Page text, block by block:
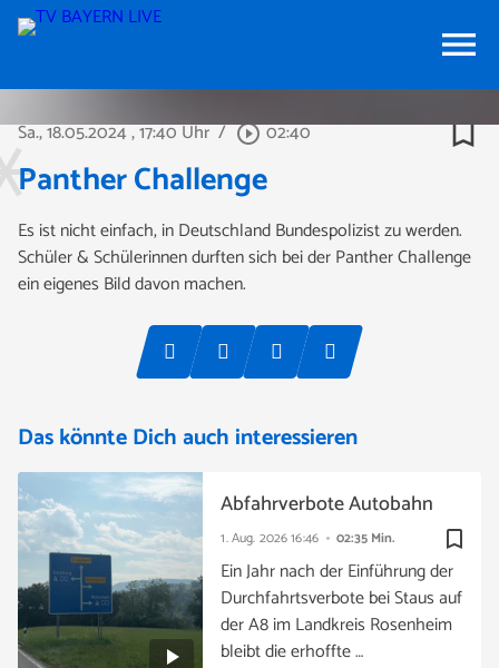
menu
Sa., 18.05.2024, 17:40 Uhr / play_circle_outline02:40 bookmark_border
Panther Challenge
Es ist nicht einfach, in Deutschland Bundespolizist zu werden.
Schüler & Schülerinnen durften sich bei der Panther Challenge
ein eigenes Bild davon machen.
Das könnte Dich auch interessieren
bookmark_border
1. Aug. 202616:46 02:35 Min.
Abfahrverbote Autobahn
Ein Jahr nach der Einführung der
Durchfahrtsverbote bei Staus auf
der A8 im Landkreis Rosenheim
bleibt die erhoffte …